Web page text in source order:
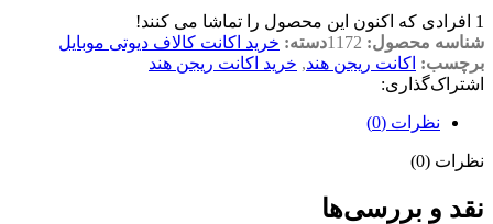
1 افرادی که اکنون این محصول را تماشا می کنند!
شناسه محصول: 1172دسته: خرید اکانت کالاف دیوتی موبایل
برچسب: اکانت ریجن هند, خرید اکانت ریجن هند
اشتراک‌گذاری:
نظرات (0)
نظرات (0)
نقد و بررسی‌ها